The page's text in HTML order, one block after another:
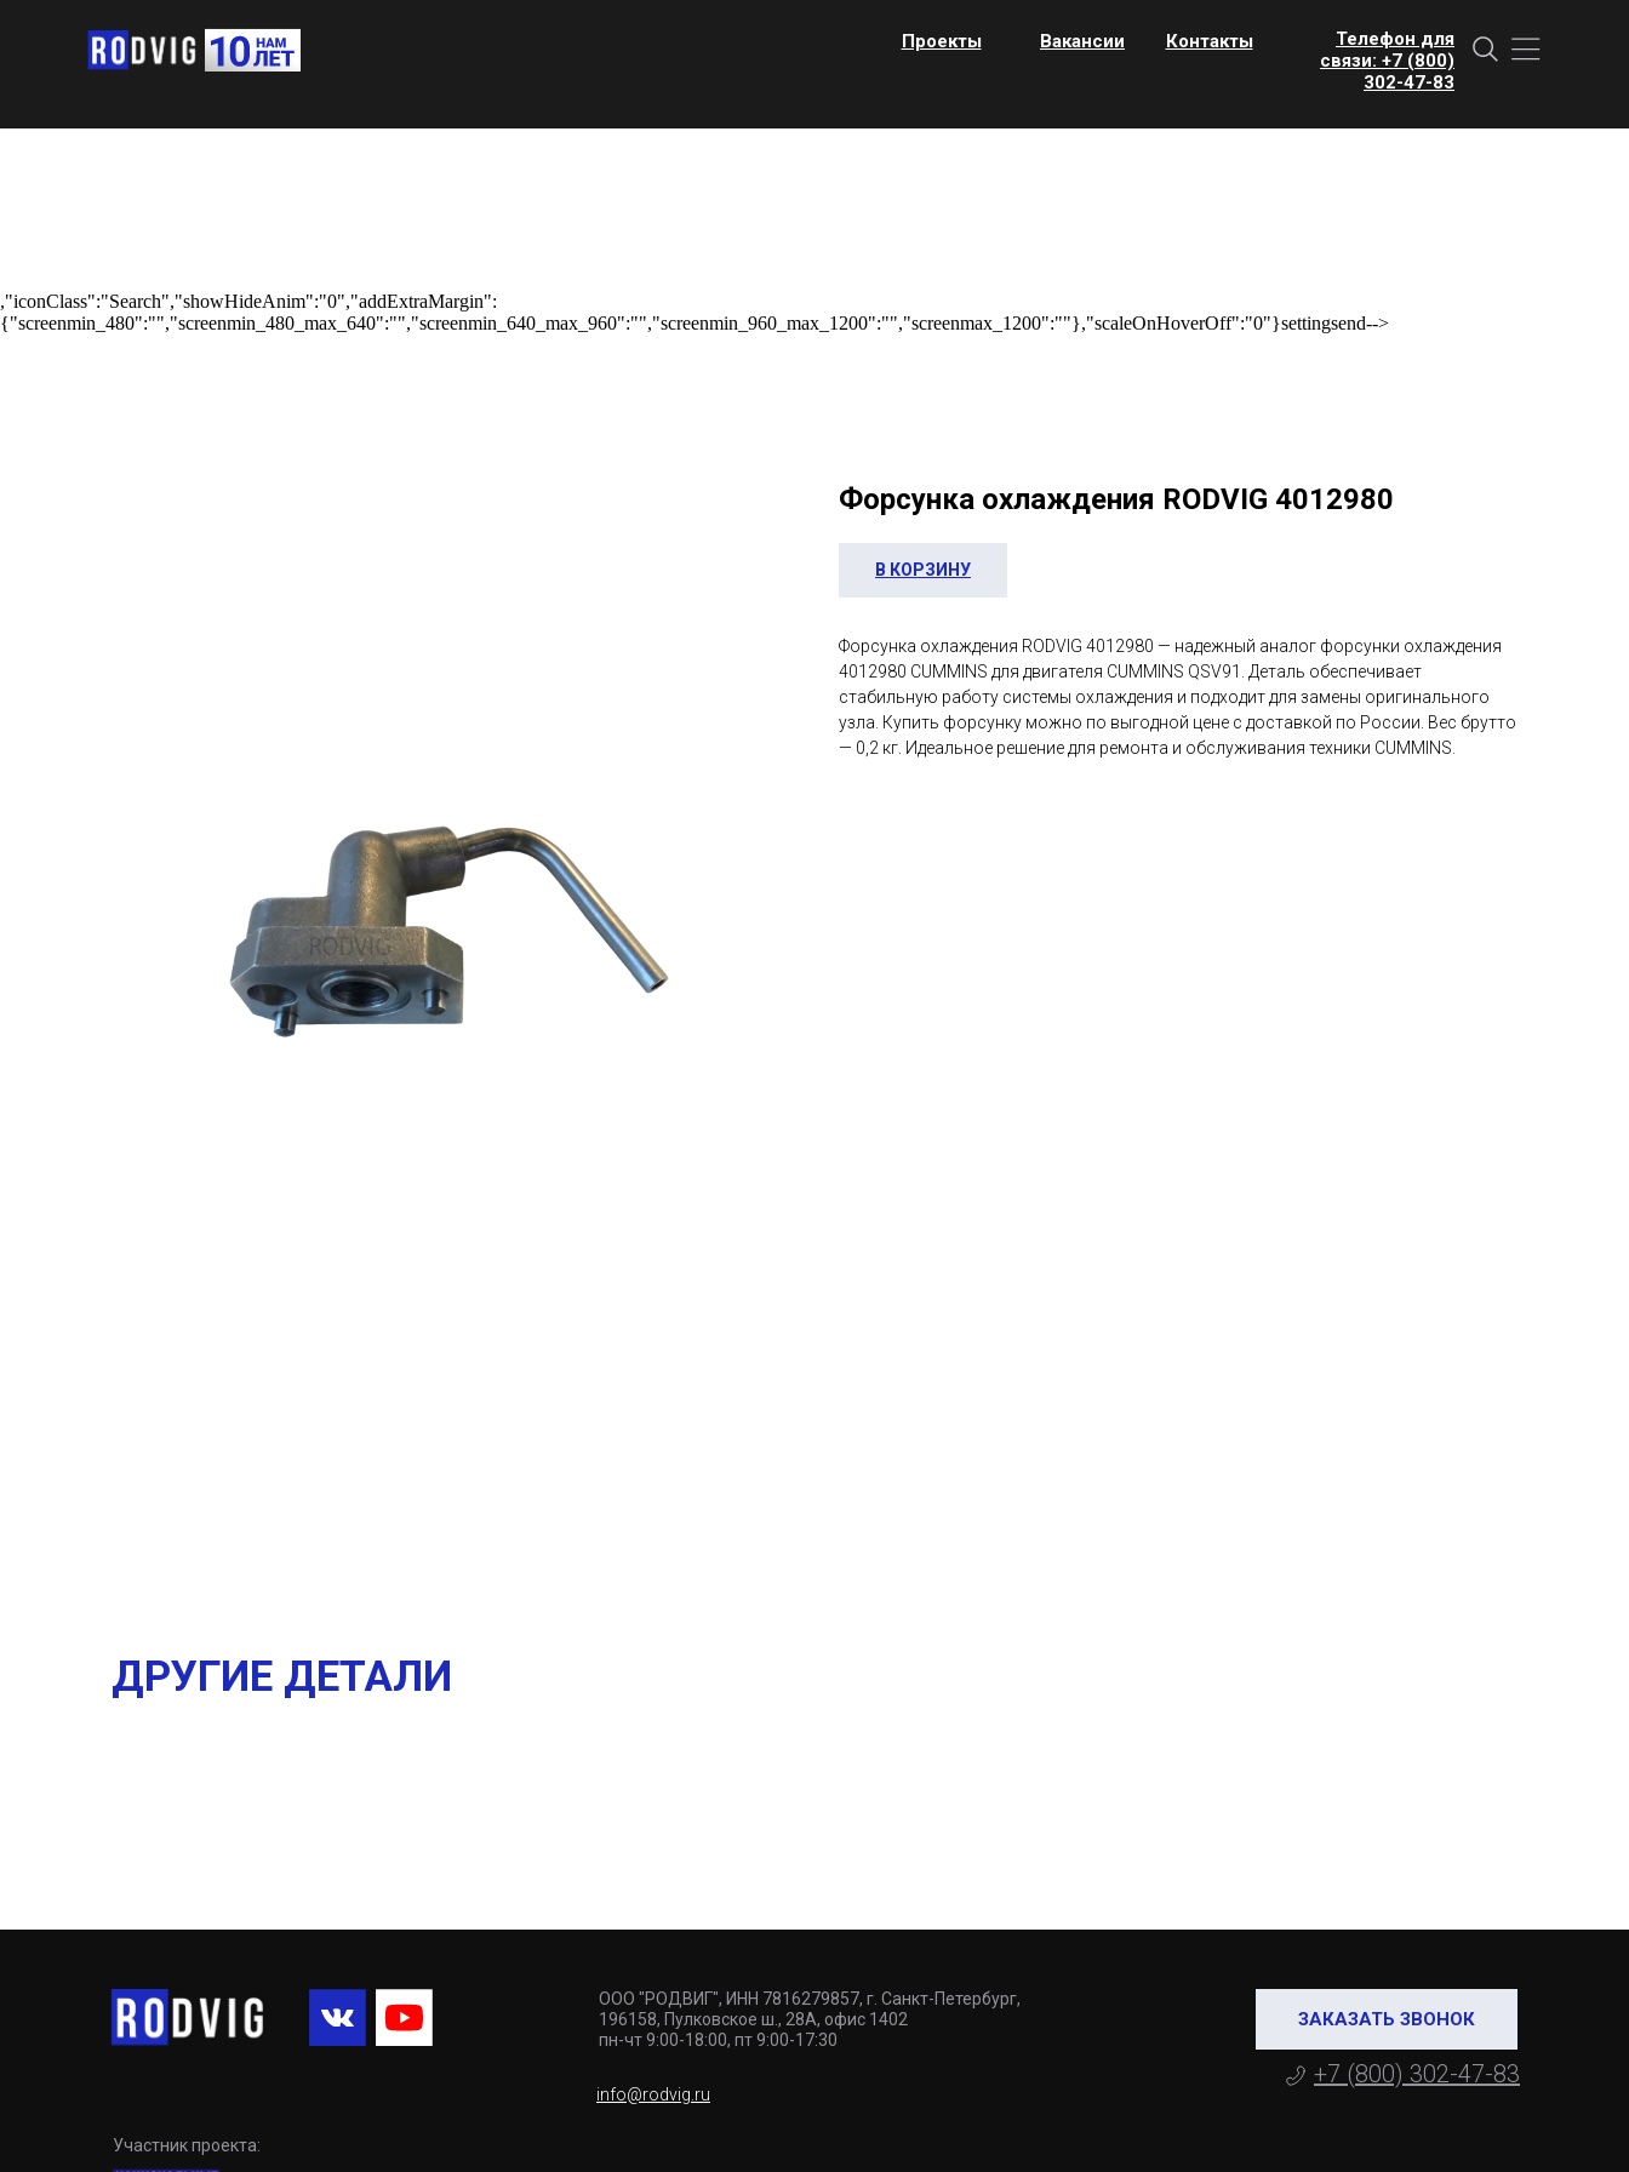
Телефон для
связи: +7 (800)
302-47-83
Вакансии Контакты
Проекты
,"iconClass":"Search","showHideAnim":"0","addExtraMargin":
{"screenmin_480":"","screenmin_480_max_640":"","screenmin_640_max_960":"","screenmin_960_max_1200":"","screenmax_1200":""},"scaleOnHoverOff":"0"}settingsend-->
Форсунка охлаждения RODVIG 4012980
В КОРЗИНУ
Форсунка охлаждения RODVIG 4012980 — надежный аналог форсунки охлаждения
4012980 CUMMINS для двигателя CUMMINS QSV91. Деталь обеспечивает
стабильную работу системы охлаждения и подходит для замены оригинального
узла. Купить форсунку можно по выгодной цене с доставкой по России. Вес брутто
— 0,2 кг. Идеальное решение для ремонта и обслуживания техники CUMMINS.
ДРУГИЕ ДЕТАЛИ
ЗАКАЗАТЬ ЗВОНОК
ООО "РОДВИГ", ИНН 7816279857, г. Санкт-Петербург,
196158, Пулковское ш., 28А, офис 1402
пн-чт 9:00-18:00, пт 9:00-17:30
Участник проекта:
+7 (800) 302-47-83
info@rodvig.ru